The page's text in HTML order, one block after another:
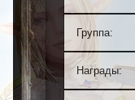
Группа:
Награды: